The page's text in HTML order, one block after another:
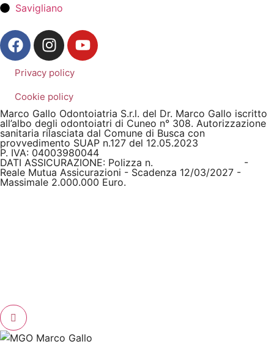
Savigliano
Privacy policy
Cookie policy
Marco Gallo Odontoiatria S.r.l. del Dr. Marco Gallo iscritto
all’albo degli odontoiatri di Cuneo n° 308. Autorizzazione
sanitaria rilasciata dal Comune di Busca con
provvedimento SUAP n.127 del 12.05.2023
P. IVA: 04003980044
DATI ASSICURAZIONE: Polizza n.
-
Reale Mutua Assicurazioni - Scadenza 12/03/2027 -
Massimale 2.000.000 Euro.